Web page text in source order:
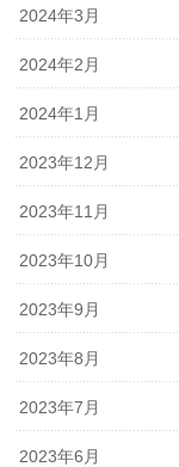
2024年3月
2024年2月
2024年1月
2023年12月
2023年11月
2023年10月
2023年9月
2023年8月
2023年7月
2023年6月